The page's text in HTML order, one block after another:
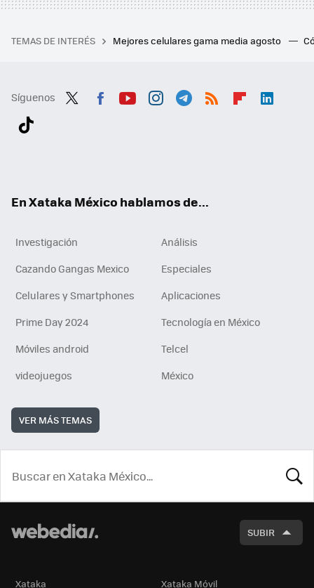
TEMAS DE INTERÉS Mejores celulares gama media agosto
Síguenos
En Xataka México hablamos de...
Investigación
Análisis
Cazando Gangas Mexico
Especiales
Celulares y Smartphones
Aplicaciones
Prime Day 2024
Tecnología en México
Móviles android
Telcel
videojuegos
México
VER MÁS TEMAS
SUBIR
Xataka Xataka Móvil